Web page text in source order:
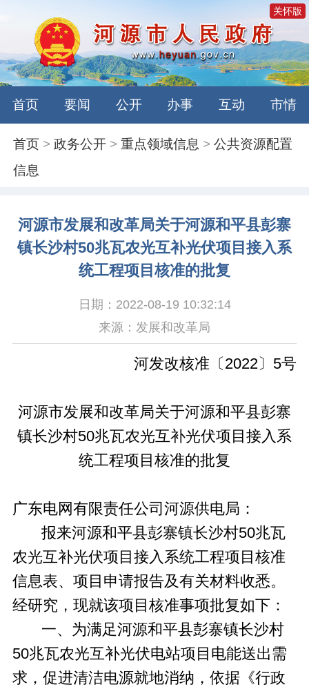
关怀版
首页 要闻 公开 办事 互动 市情
首页 >政务公开 >重点领域信息 >公共资源配置
信息
河源市发展和改革局关于河源和平县彭寨
镇长沙村50兆瓦农光互补光伏项目接入系
统工程项目核准的批复
日期：2022-08-19 10:32:14
来源：发展和改革局
河发改核准〔2022〕5号
河源市发展和改革局关于河源和平县彭寨
镇长沙村50兆瓦农光互补光伏项目接入系
统工程项目核准的批复
广东电网有限责任公司河源供电局：
报来河源和平县彭寨镇长沙村50兆瓦
农光互补光伏项目接入系统工程项目核准
信息表、项目申请报告及有关材料收悉。
经研究，现就该项目核准事项批复如下：
一、为满足河源和平县彭寨镇长沙村
50兆瓦农光互补光伏电站项目电能送出需
求，促进清洁电源就地消纳，依据《行政